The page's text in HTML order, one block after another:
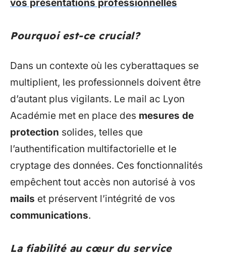
vos présentations professionnelles
Pourquoi est-ce crucial?
Dans un contexte où les cyberattaques se
multiplient, les professionnels doivent être
d’autant plus vigilants. Le mail ac Lyon
Académie met en place des mesures de
protection solides, telles que
l’authentification multifactorielle et le
cryptage des données. Ces fonctionnalités
empêchent tout accès non autorisé à vos
mails et préservent l’intégrité de vos
communications.
La fiabilité au cœur du service